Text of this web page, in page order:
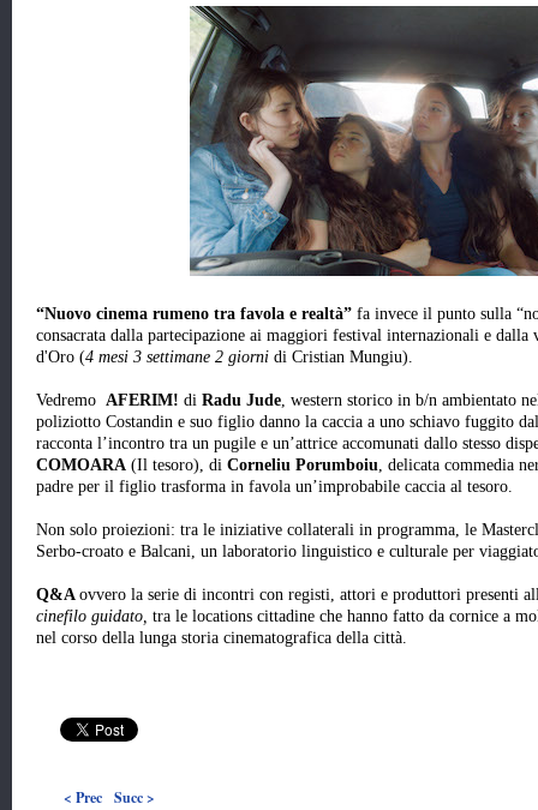
“Nuovo cinema rumeno tra favola e realtà” fa invece il punto sulla
consacrata dalla partecipazione ai maggiori festival internazionali e
d'Oro (4 mesi 3 settimane 2 giorni di Cristian Mungiu).
Vedremo AFERIM! di Radu Jude, western storico in b/n ambientato
poliziotto Costandin e suo figlio danno la caccia a uno schiavo fuggito
racconta l’incontro tra un pugile e un’attrice accomunati dallo stesso
COMOARA (Il tesoro), di Corneliu Porumboiu, delicata commedia
padre per il figlio trasforma in favola un’improbabile caccia al tesoro.
Non solo proiezioni: tra le iniziative collaterali in programma, le
Serbo-croato e Balcani, un laboratorio linguistico e culturale per
Q&A ovvero la serie di incontri con registi, attori e produttori presenti
cinefilo guidato, tra le locations cittadine che hanno fatto da cornice a
nel corso della lunga storia cinematografica della città.
< Prec Succ >